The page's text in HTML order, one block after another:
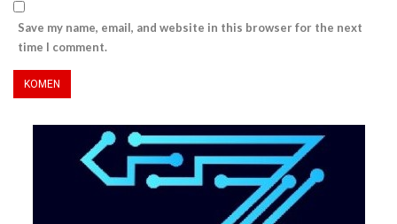
Save my name, email, and website in this browser for the next
time I comment.